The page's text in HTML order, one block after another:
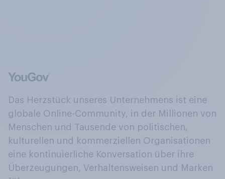
Das Herzstück unseres Unternehmens ist eine
globale Online-Community, in der Millionen von
Menschen und Tausende von politischen,
kulturellen und kommerziellen Organisationen
eine kontinuierliche Konversation über ihre
Überzeugungen, Verhaltensweisen und Marken